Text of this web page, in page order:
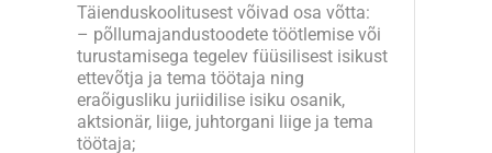
Täienduskoolitusest võivad osa võtta:
– põllumajandustoodete töötlemise või
turustamisega tegelev füüsilisest isikust
ettevõtja ja tema töötaja ning
eraõigusliku juriidilise isiku osanik,
aktsionär, liige, juhtorgani liige ja tema
töötaja;